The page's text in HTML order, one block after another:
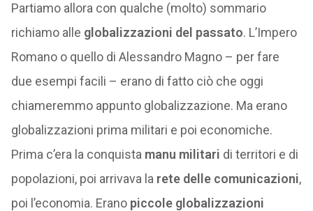
Partiamo allora con qualche (molto) sommario
richiamo alle globalizzazioni del passato. L’Impero
Romano o quello di Alessandro Magno – per fare
due esempi facili – erano di fatto ciò che oggi
chiameremmo appunto globalizzazione. Ma erano
globalizzazioni prima militari e poi economiche.
Prima c’era la conquista manu militari di territori e di
popolazioni, poi arrivava la rete delle comunicazioni,
poi l’economia. Erano piccole globalizzazioni